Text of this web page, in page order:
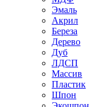
Эмаль
Акрил
Береза
Дерево
Дуб
ЛДСП
Массив
Пластик
Шпон